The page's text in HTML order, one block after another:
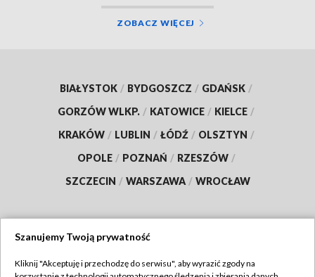
ZOBACZ WIĘCEJ
BIAŁYSTOK / BYDGOSZCZ / GDAŃSK /
GORZÓW WLKP. / KATOWICE / KIELCE /
KRAKÓW / LUBLIN / ŁÓDŹ / OLSZTYN /
OPOLE / POZNAŃ / RZESZÓW /
SZCZECIN / WARSZAWA / WROCŁAW
Szanujemy Twoją prywatność
Kliknij "Akceptuję i przechodzę do serwisu", aby wyrazić zgody na